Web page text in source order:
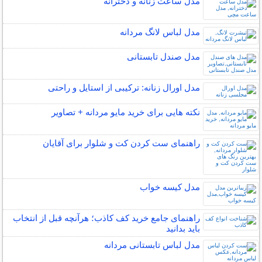
مدل لباس لانگ مردانه
مدل صندل تابستانی
مدل اورال زنانه: ترکیبی از استایل و راحتی
نکته هایی برای خرید مایو مردانه + تصاویر
راهنمای ست کردن کت و شلوار برای آقایان
مدل کیسه خواب
راهنمای جامع خرید کف کاذب؛ هرآنچه قبل از انتخاب
باید بدانید
مدل لباس تابستانی مردانه